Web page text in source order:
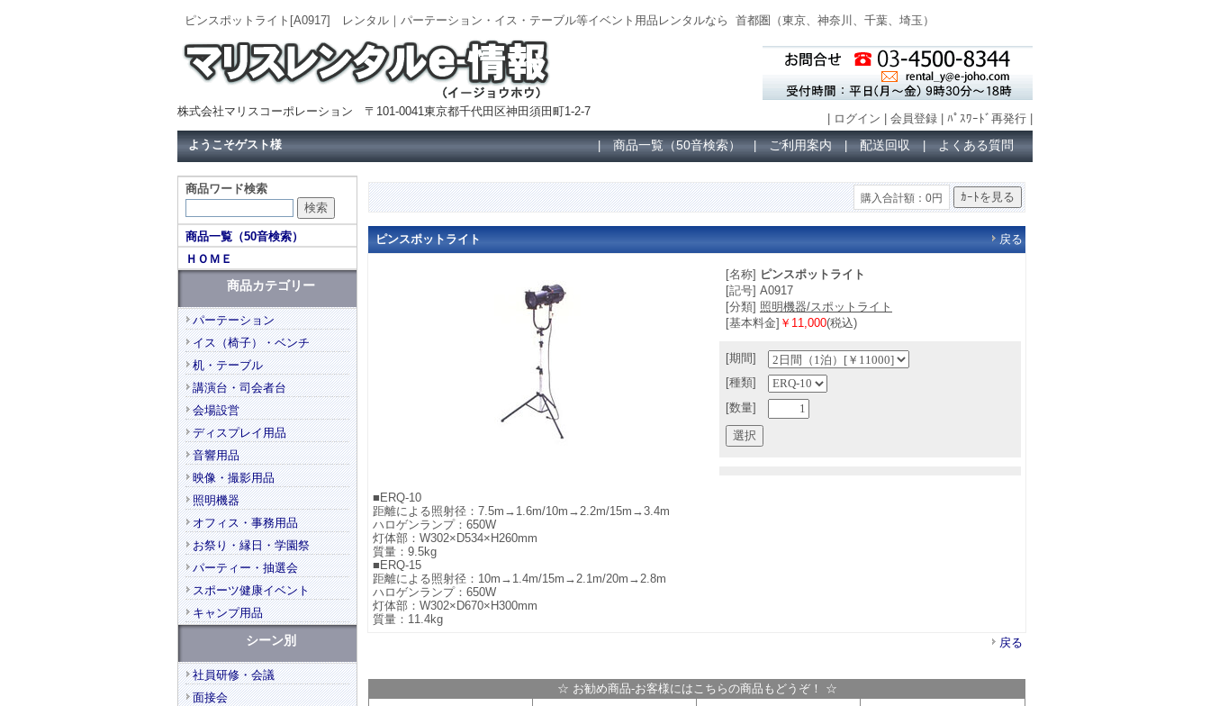
ピンスポットライト[A0917] レンタル｜パーテーション・イス・テーブル等イベント用品レンタルなら 首都圏（東京、神奈川、千葉、埼玉 ）
ログイン 会員登録 ﾊﾟｽﾜｰﾄﾞ再発行
株式会社マリスコーポレーション 〒101-0041東京都千代田区神田須田町1-2-7
ようこそゲスト様 商品一覧（50音検索） ご利用案内 配送回収 よくある質問
購入合計額：0円
ピンスポットライト 戻る
[名称] ピンスポットライト
[記号] A0917
[分類] 照明機器/スポットライト
[基本料金] ￥11,000(税込)
[期間]
[種類]
[数量]
■ERQ-10
距離による照射径：7.5m→1.6m/10m→2.2m/15m→3.4m
ハロゲンランプ：650W
灯体部：W302×D534×H260mm
質量：9.5kg
■ERQ-15
距離による照射径：10m→1.4m/15m→2.1m/20m→2.8m
ハロゲンランプ：650W
灯体部：W302×D670×H300mm
質量：11.4kg
戻る
☆ お勧め商品-お客様にはこちらの商品もどうぞ！ ☆
商品ワード検索
商品一覧（50音検索）
ＨＯＭＥ
商品カテゴリー
パーテーション
イス（椅子）・ベンチ
机・テーブル
講演台・司会者台
会場設営
ディスプレイ用品
音響用品
映像・撮影用品
照明機器
オフィス・事務用品
お祭り・縁日・学園祭
パーティー・抽選会
スポーツ健康イベント
キャンプ用品
シーン別
社員研修・会議
面接会